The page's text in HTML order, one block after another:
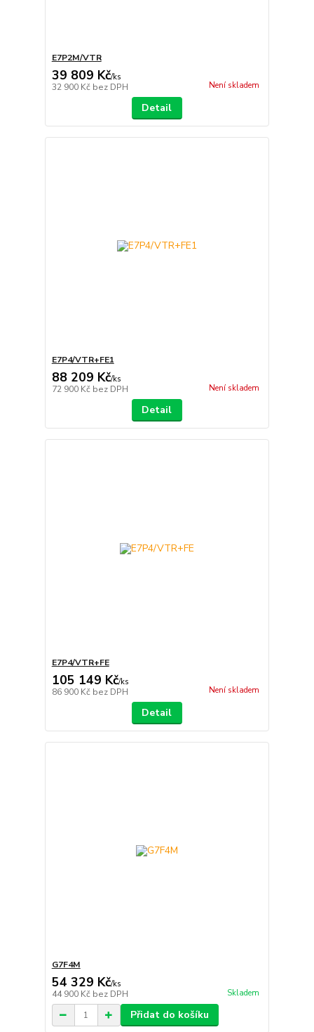
E7P2M/VTR
39 809 Kč/ks
32 900 Kč bez DPH Není skladem
Detail
E7P4/VTR+FE1
88 209 Kč/ks
72 900 Kč bez DPH Není skladem
Detail
E7P4/VTR+FE
105 149 Kč/ks
86 900 Kč bez DPH Není skladem
Detail
G7F4M
54 329 Kč/ks
44 900 Kč bez DPH Skladem
Přidat do košíku